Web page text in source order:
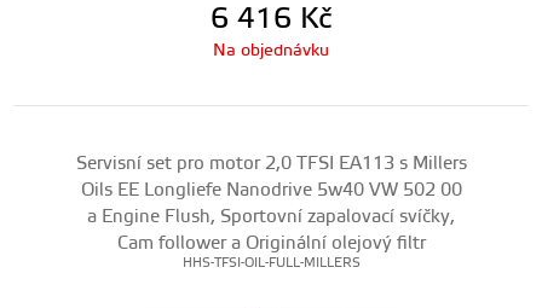
6 416 Kč
Na objednávku
Servisní set pro motor 2,0 TFSI EA113 s Millers
Oils EE Longliefe Nanodrive 5w40 VW 502 00
a Engine Flush, Sportovní zapalovací svíčky,
Cam follower a Originální olejový filtr
HHS-TFSI-OIL-FULL-MILLERS